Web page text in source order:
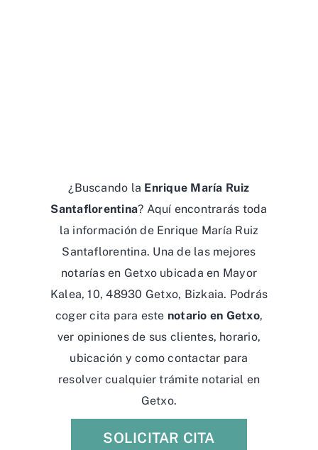
¿Buscando la Enrique María Ruiz
Santaflorentina? Aquí encontrarás toda
la información de Enrique María Ruiz
Santaflorentina. Una de las mejores
notarías en Getxo ubicada en Mayor
Kalea, 10, 48930 Getxo, Bizkaia. Podrás
coger cita para este notario en Getxo,
ver opiniones de sus clientes, horario,
ubicación y como contactar para
resolver cualquier trámite notarial en
Getxo.
SOLICITAR CITA